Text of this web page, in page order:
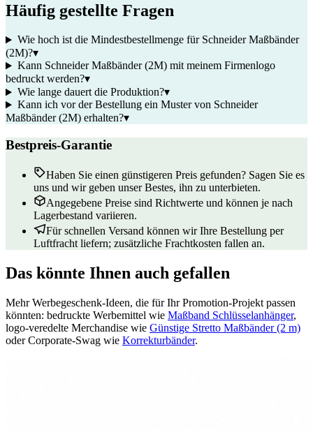
Häufig gestellte Fragen
Wie hoch ist die Mindestbestellmenge für Schneider Maßbänder
(2M)?▾
Kann Schneider Maßbänder (2M) mit meinem Firmenlogo
bedruckt werden?▾
Wie lange dauert die Produktion?▾
Kann ich vor der Bestellung ein Muster von Schneider
Maßbänder (2M) erhalten?▾
Bestpreis-Garantie
Haben Sie einen günstigeren Preis gefunden? Sagen Sie es
uns und wir geben unser Bestes, ihn zu unterbieten.
Angegebene Preise sind Richtwerte und können je nach
Lagerbestand variieren.
Für schnellen Versand können wir Ihre Bestellung per
Luftfracht liefern; zusätzliche Frachtkosten fallen an.
Das könnte Ihnen auch gefallen
Mehr Werbegeschenk-Ideen, die für Ihr Promotion-Projekt passen
könnten: bedruckte Werbemittel wie Maßband Schlüsselanhänger,
logo-veredelte Merchandise wie Günstige Stretto Maßbänder (2 m)
oder Corporate-Swag wie Korrekturbänder.